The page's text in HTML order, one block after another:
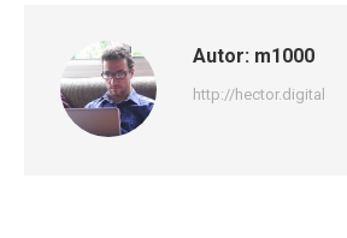
Autor: m1000
http://hector.digital